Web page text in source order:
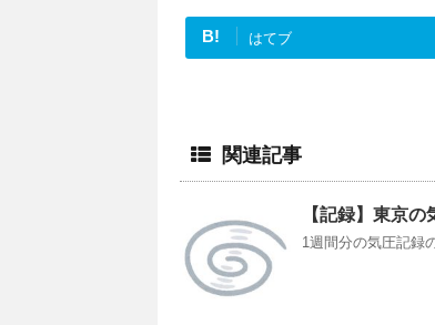
B! はてブ
関連記事
【記録】東京の
1週間分の気圧記録